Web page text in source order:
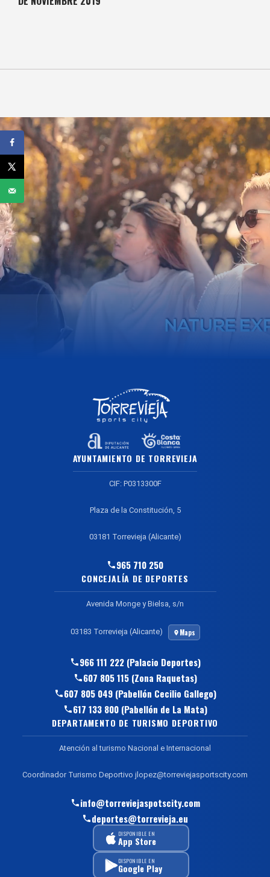
AYUNTAMIENTO DE TORREVIEJA
CIF: P0313300F
Plaza de la Constitución, 5
03181 Torrevieja (Alicante)
965 710 250
CONCEJALÍA DE DEPORTES
Avenida Monge y Bielsa, s/n
03183 Torrevieja (Alicante) Maps
966 111 222 (Palacio Deportes)
607 805 115 (Zona Raquetas)
607 805 049 (Pabellón Cecilio Gallego)
617 133 800 (Pabellón de La Mata)
DEPARTAMENTO DE TURISMO DEPORTIVO
Atención al turismo Nacional e Internacional
Coordinador Turismo Deportivo jlopez@torreviejasportscity.com
info@torreviejaspotscity.com
deportes@torrevieja.eu
DISPONIBLE EN
App Store
DISPONIBLE EN
Google Play